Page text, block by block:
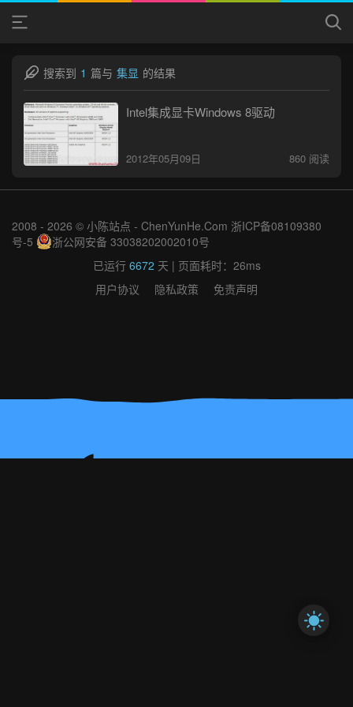
搜索到 1 篇与 集显 的结果
Intel集成显卡Windows 8驱动
2012年05月09日 860 阅读
2008 - 2026 © 小陈站点 - ChenYunHe.Com 浙ICP备08109380
号-5
浙公网安备 33038202002010号
已运行 6672 天 | 页面耗时：26ms
用户协议
隐私政策 免责声明